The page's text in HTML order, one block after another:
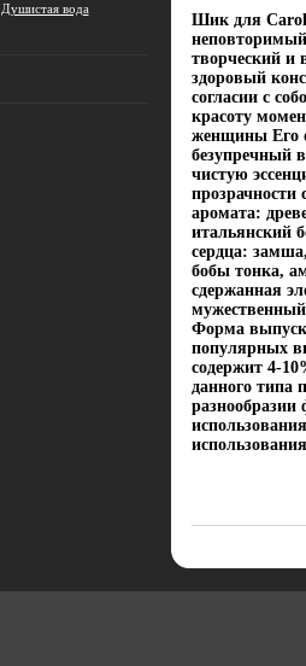
Душистая вода
Шик для
неповторимый
творческий и
здоровый
согласии с
красоту
женщины Его
безупречный
чистую
прозрачности
аромата:
итальянский
сердца:
бобы тонка,
сдержанная
Форма
популярных
содержит 4-
данного типа
разнообразии